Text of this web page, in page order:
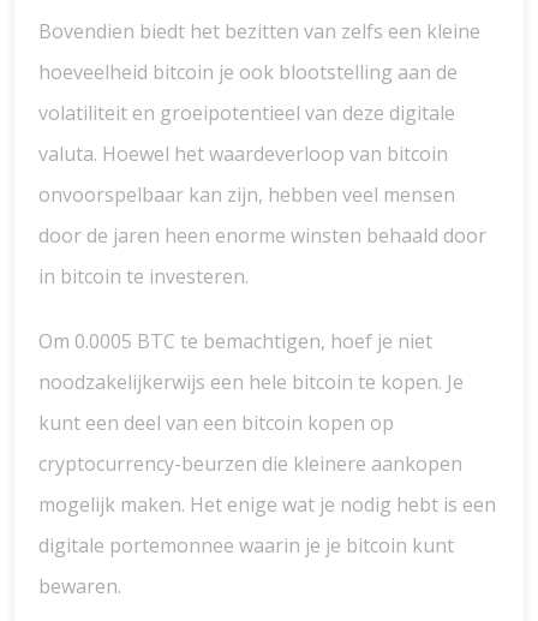
Bovendien biedt het bezitten van zelfs een kleine
hoeveelheid bitcoin je ook blootstelling aan de
volatiliteit en groeipotentieel van deze digitale
valuta. Hoewel het waardeverloop van bitcoin
onvoorspelbaar kan zijn, hebben veel mensen
door de jaren heen enorme winsten behaald door
in bitcoin te investeren.
Om 0.0005 BTC te bemachtigen, hoef je niet
noodzakelijkerwijs een hele bitcoin te kopen. Je
kunt een deel van een bitcoin kopen op
cryptocurrency-beurzen die kleinere aankopen
mogelijk maken. Het enige wat je nodig hebt is een
digitale portemonnee waarin je je bitcoin kunt
bewaren.